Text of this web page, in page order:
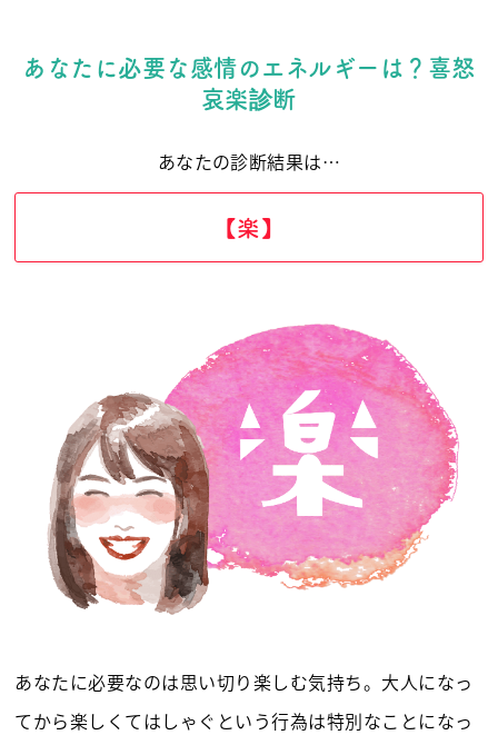
あなたに必要な感情のエネルギーは？喜怒
哀楽診断
あなたの診断結果は…
【楽】
あなたに必要なのは思い切り楽しむ気持ち。大人になっ
てから楽しくてはしゃぐという行為は特別なことになっ